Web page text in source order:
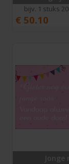
bijv. 1 stuks
€ 50.10
Jonge